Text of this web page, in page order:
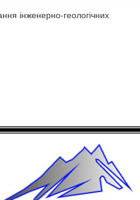
інженерно-геологічних